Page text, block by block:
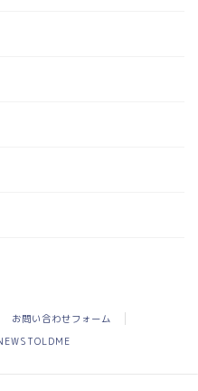
お問い合わせフォーム